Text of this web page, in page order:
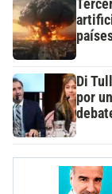
Di
por